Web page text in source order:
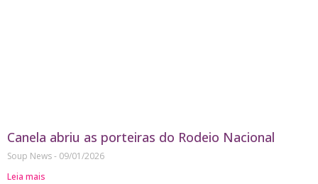
Canela abriu as porteiras do Rodeio Nacional
Soup News
09/01/2026
Leia mais